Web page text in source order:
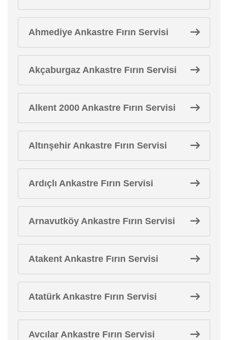
Ahmediye Ankastre Fırın Servisi
Akçaburgaz Ankastre Fırın Servisi
Alkent 2000 Ankastre Fırın Servisi
Altınşehir Ankastre Fırın Servisi
Ardıçlı Ankastre Fırın Servisi
Arnavutköy Ankastre Fırın Servisi
Atakent Ankastre Fırın Servisi
Atatürk Ankastre Fırın Servisi
Avcılar Ankastre Fırın Servisi